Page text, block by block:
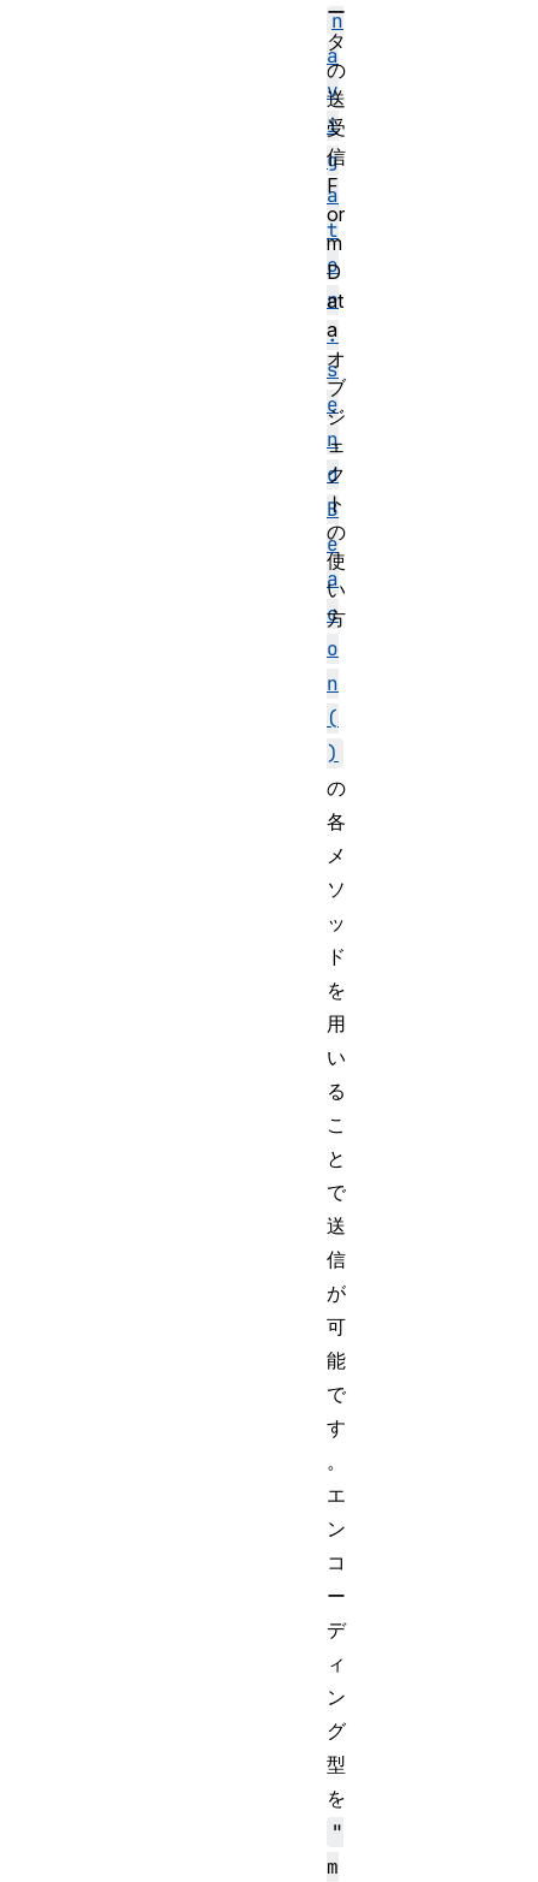
n
a
v
i
g
a
t
o
r
.
s
e
n
d
B
e
a
c
o
n
(
)
の
各
メ
ソ
ッ
ド
を
用
い
る
こ
と
で
送
信
が
可
能
で
す
。
エ
ン
コ
ー
デ
ィ
ン
グ
型
を
"
m
ー
タ
の
送
受
信
F
or
m
D
at
a
オ
ブ
ジ
ェ
ク
ト
の
使
い
方